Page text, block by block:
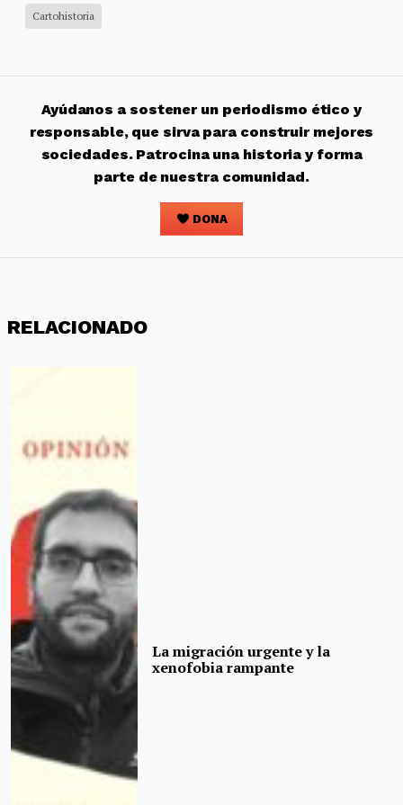
Cartohistoria
Ayúdanos a sostener un periodismo ético y
responsable, que sirva para construir mejores
sociedades. Patrocina una historia y forma
parte de nuestra comunidad.
DONA
RELACIONADO
La migración urgente y la
xenofobia rampante